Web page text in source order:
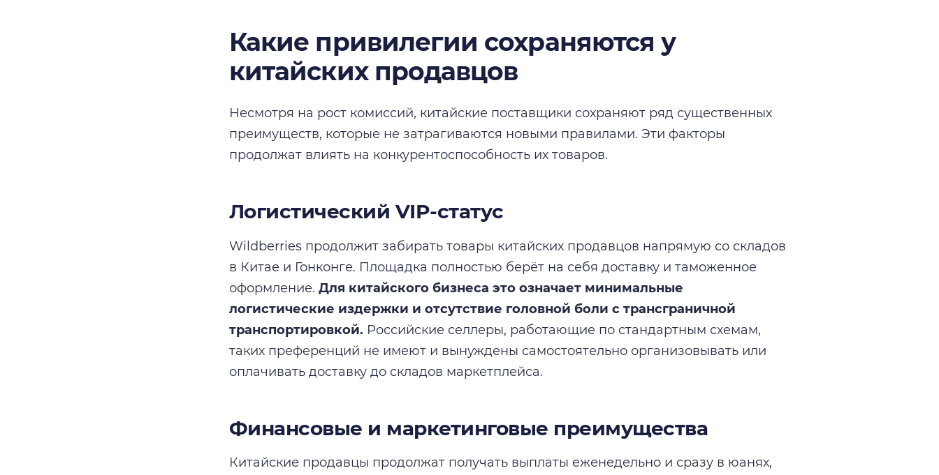
Какие привилегии сохраняются у
китайских продавцов
Несмотря на рост комиссий, китайские поставщики сохраняют ряд существенных
преимуществ, которые не затрагиваются новыми правилами. Эти факторы
продолжат влиять на конкурентоспособность их товаров.
Логистический VIP-статус
Wildberries продолжит забирать товары китайских продавцов напрямую со складов
в Китае и Гонконге. Площадка полностью берёт на себя доставку и таможенное
оформление. Для китайского бизнеса это означает минимальные
логистические издержки и отсутствие головной боли с трансграничной
транспортировкой. Российские селлеры, работающие по стандартным схемам,
таких преференций не имеют и вынуждены самостоятельно организовывать или
оплачивать доставку до складов маркетплейса.
Финансовые и маркетинговые преимущества
Китайские продавцы продолжат получать выплаты еженедельно и сразу в юанях,